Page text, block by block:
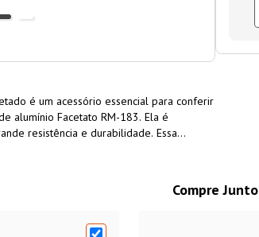
é um acessório essencial para conferir
alumínio Facetato RM-183. Ela é
resistência e durabilidade. Essa
ao perfil, garantindo uma
Compre Junto